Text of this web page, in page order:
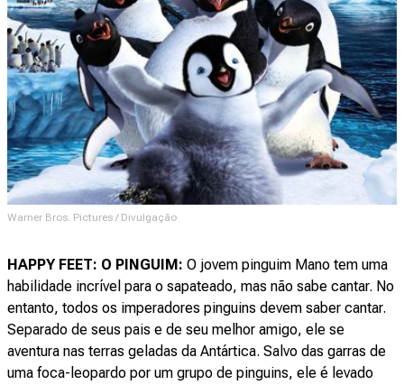
Warner Bros. Pictures / Divulgação
HAPPY FEET: O PINGUIM: O jovem pinguim Mano tem uma
habilidade incrível para o sapateado, mas não sabe cantar. No
entanto, todos os imperadores pinguins devem saber cantar.
Separado de seus pais e de seu melhor amigo, ele se
aventura nas terras geladas da Antártica. Salvo das garras de
uma foca-leopardo por um grupo de pinguins, ele é levado